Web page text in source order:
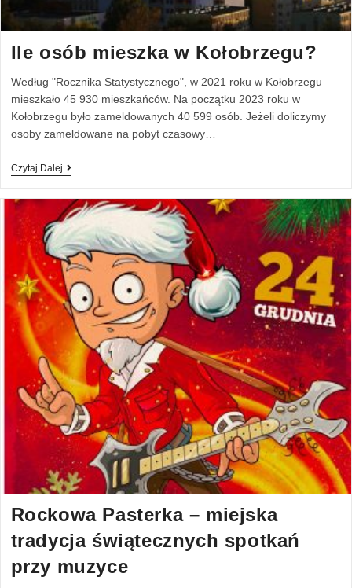
Ile osób mieszka w Kołobrzegu?
Według "Rocznika Statystycznego", w 2021 roku w Kołobrzegu
mieszkało 45 930 mieszkańców. Na początku 2023 roku w
Kołobrzegu było zameldowanych 40 599 osób. Jeżeli doliczymy
osoby zameldowane na pobyt czasowy…
Czytaj Dalej
Rockowa Pasterka – miejska
tradycja świątecznych spotkań
przy muzyce